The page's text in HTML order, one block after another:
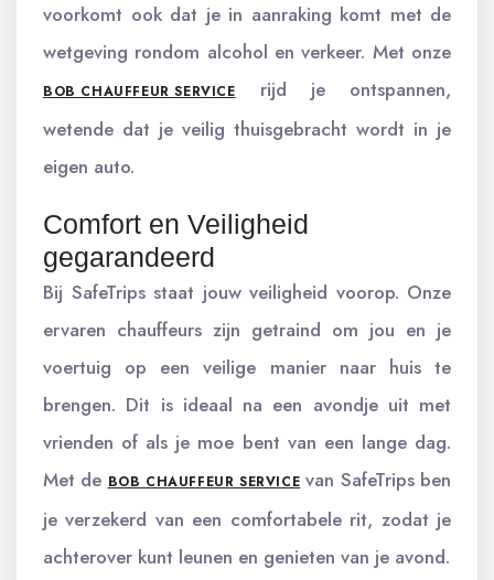
voorkomt ook dat je in aanraking komt met de
wetgeving rondom alcohol en verkeer. Met onze
BOB CHAUFFEUR SERVICE
rijd je ontspannen,
wetende dat je veilig thuisgebracht wordt in je
eigen auto.
Comfort en Veiligheid
gegarandeerd
Bij SafeTrips staat jouw veiligheid voorop. Onze
ervaren chauffeurs zijn getraind om jou en je
voertuig op een veilige manier naar huis te
brengen. Dit is ideaal na een avondje uit met
vrienden of als je moe bent van een lange dag.
Met de BOB CHAUFFEUR SERVICE van SafeTrips ben
je verzekerd van een comfortabele rit, zodat je
achterover kunt leunen en genieten van je avond.